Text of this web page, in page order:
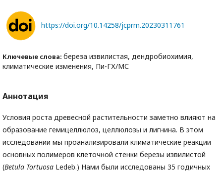
https://doi.org/10.14258/jcprm.20230311761
Ключевые слова: береза извилистая, дендробиохимия,
климатические изменения, Пи-ГХ/МС
Аннотация
Условия роста древесной растительности заметно влияют на
образование гемицеллюлоз, целлюлозы и лигнина. В этом
исследовании мы проанализировали климатические реакции
основных полимеров клеточной стенки березы извилистой
(Betula Tortuosa Ledeb.) Нами были исследованы 35 годичных